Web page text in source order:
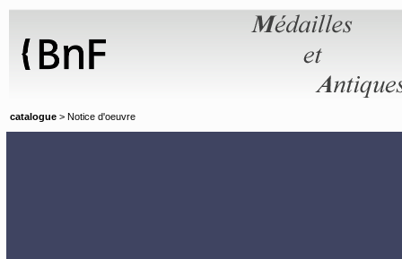
catalogue > Notice d'oeuvre